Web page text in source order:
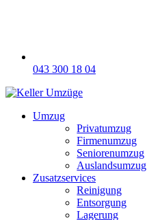
043 300 18 04
Umzug
Privatumzug
Firmenumzug
Seniorenumzug
Auslandsumzug
Zusatzservices
Reinigung
Entsorgung
Lagerung